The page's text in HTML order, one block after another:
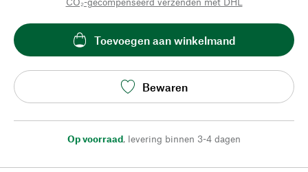
Toevoegen aan winkelmand
Bewaren
Op voorraad, levering binnen 3-4 dagen